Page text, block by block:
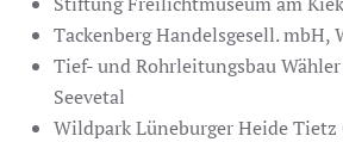
Tackenberg Handelsgesell. mbH,
Tief- und Rohrleitungsbau
Seevetal
Wildpark Lüneburger Heide Tietz